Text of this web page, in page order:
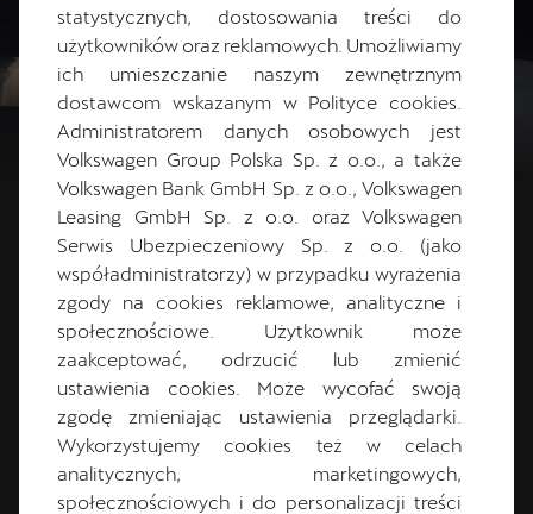
PRZETESTUJ CUPRĘ
TAVASCAN W AKCJI
Umów się na niezobowiązującą jazdę próbną i
przekonaj się, jak samochody CUPRA zmieniają
każdą podróż w emocjonujące przeżycie.
statystycznych, dostosowania treści do
użytkowników oraz reklamowych. Umożliwiamy
ich umieszczanie naszym zewnętrznym
dostawcom wskazanym w Polityce cookies.
Administratorem danych osobowych jest
Volkswagen Group Polska Sp. z o.o., a także
Volkswagen Bank GmbH Sp. z o.o., Volkswagen
Leasing GmbH Sp. z o.o. oraz Volkswagen
Serwis Ubezpieczeniowy Sp. z o.o. (jako
współadministratorzy) w przypadku wyrażenia
zgody na cookies reklamowe, analityczne i
społecznościowe. Użytkownik może
zaakceptować, odrzucić lub zmienić
ustawienia cookies. Może wycofać swoją
zgodę zmieniając ustawienia przeglądarki.
Wykorzystujemy cookies też w celach
analitycznych, marketingowych,
społecznościowych i do personalizacji treści